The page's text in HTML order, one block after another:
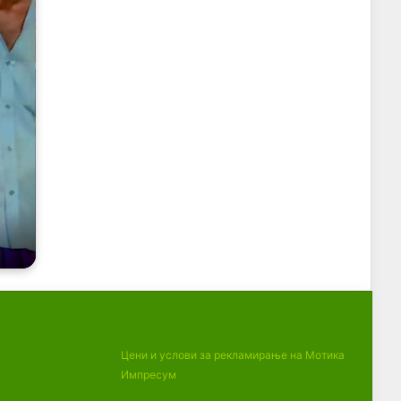
Цени и услови за рекламирање на Мотика
Импресум